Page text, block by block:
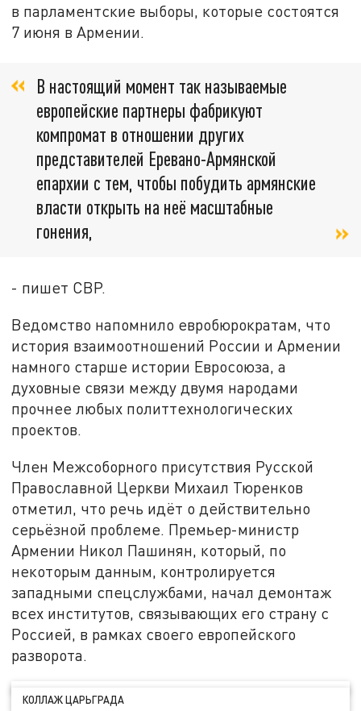
в парламентские выборы, которые состоятся
7 июня в Армении.
В настоящий момент так называемые
европейские партнеры фабрикуют
компромат в отношении других
представителей Еревано-Армянской
епархии с тем, чтобы побудить армянские
власти открыть на неё масштабные
гонения,
- пишет СВР.
Ведомство напомнило евробюрократам, что
история взаимоотношений России и Армении
намного старше истории Евросоюза, а
духовные связи между двумя народами
прочнее любых политтехнологических
проектов.
Член Межсоборного присутствия Русской
Православной Церкви Михаил Тюренков
отметил, что речь идёт о действительно
серьёзной проблеме. Премьер-министр
Армении Никол Пашинян, который, по
некоторым данным, контролируется
западными спецслужбами, начал демонтаж
всех институтов, связывающих его страну с
Россией, в рамках своего европейского
разворота.
КОЛЛАЖ ЦАРЬГРАДА